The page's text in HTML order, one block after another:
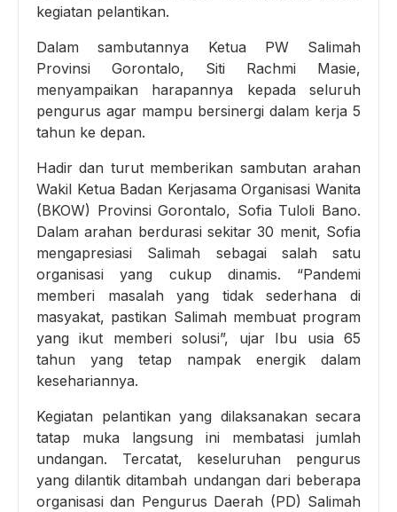
kegiatan pelantikan.
Dalam sambutannya Ketua PW Salimah
Provinsi Gorontalo, Siti Rachmi Masie,
menyampaikan harapannya kepada seluruh
pengurus agar mampu bersinergi dalam kerja 5
tahun ke depan.
Hadir dan turut memberikan sambutan arahan
Wakil Ketua Badan Kerjasama Organisasi Wanita
(BKOW) Provinsi Gorontalo, Sofia Tuloli Bano.
Dalam arahan berdurasi sekitar 30 menit, Sofia
mengapresiasi Salimah sebagai salah satu
organisasi yang cukup dinamis. “Pandemi
memberi masalah yang tidak sederhana di
masyakat, pastikan Salimah membuat program
yang ikut memberi solusi”, ujar Ibu usia 65
tahun yang tetap nampak energik dalam
kesehariannya.
Kegiatan pelantikan yang dilaksanakan secara
tatap muka langsung ini membatasi jumlah
undangan. Tercatat, keseluruhan pengurus
yang dilantik ditambah undangan dari beberapa
organisasi dan Pengurus Daerah (PD) Salimah